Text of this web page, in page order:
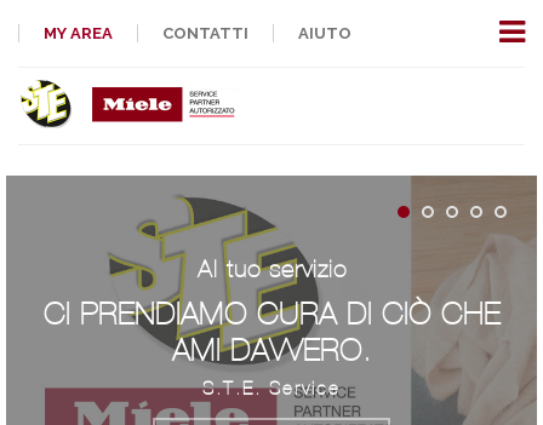
MY AREA CONTATTI AIUTO
Al tuo servizio
CI PRENDIAMO CURA DI CIÒ CHE
AMI DAVVERO.
S.T.E. Service